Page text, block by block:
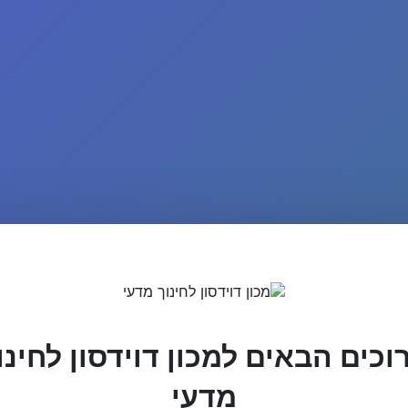
הבאים למכון דוידסון
מדעי